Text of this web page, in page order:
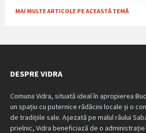
MAI MULTE ARTICOLE PE ACEASTĂ TEMĂ
DESPRE VIDRA
Comuna Vidra, situată ideal în apropierea
un spațiu cu puternice rădăcini locale și o
de tradițiile sale. Așezată pe malul râului
prielnic, Vidra beneficiază de o